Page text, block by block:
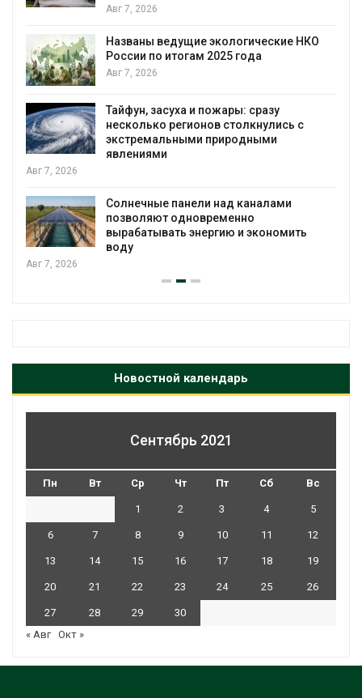
Авг 7, 2026
Названы ведущие экологические НКО
России по итогам 2025 года
Авг 7, 2026
Тайфун, засуха и пожары: сразу
несколько регионов столкнулись с
экстремальными природными
явлениями
Авг 7, 2026
Солнечные панели над каналами
позволяют одновременно
вырабатывать энергию и экономить
воду
Авг 7, 2026
Новостной календарь
Сентябрь 2021
Пн Вт Ср Чт Пт Сб Вс
1 2 3 4 5
6 7 8 9 10 11 12
13 14 15 16 17 18 19
20 21 22 23 24 25 26
27 28 29
30
« Авг Окт »